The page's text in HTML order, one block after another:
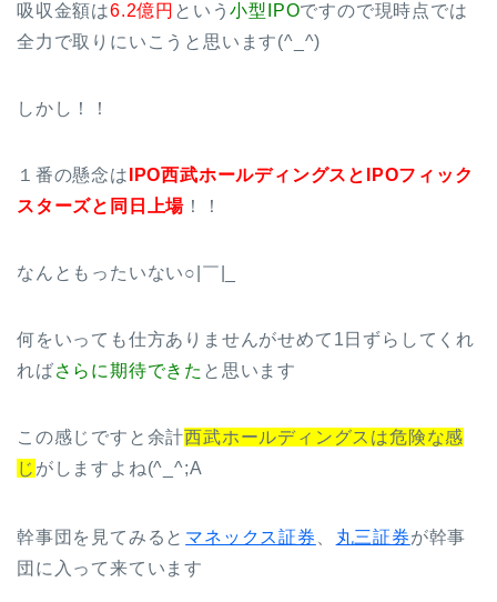
吸収金額は6.2億円 という小型IPOですので現時点では
全力で取りにいこうと思います(^_^)
しかし！！
１番の懸念は IPO西武ホールディングスとIPOフィック
スターズと同日上場 ！！
なんともったいない○|￣|_
何をいっても仕方ありませんがせめて1日ずらしてくれ
ればさらに期待できた と思います
この感じですと余計西武ホールディングスは危険な感
じ がしますよね(^_^;A
幹事団を見てみると マネックス証券 丸三証券が幹事
団に入って来ています